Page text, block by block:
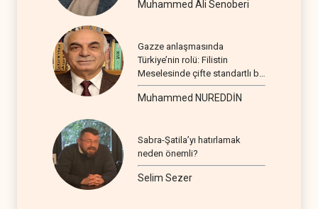
Muhammed Ali Senoberi
Gazze anlaşmasında
Türkiye’nin rolü: Filistin
Meselesinde çifte standartlı bir
seyir
Muhammed NUREDDİN
Sabra-Şatila’yı hatırlamak
neden önemli?
Selim Sezer